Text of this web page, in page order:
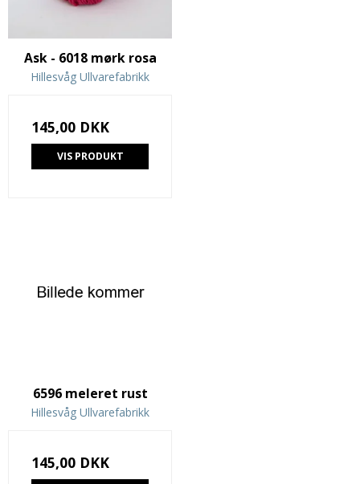
Ask - 6018 mørk rosa
Hillesvåg Ullvarefabrikk
145,00 DKK
VIS PRODUKT
6596 meleret rust
Hillesvåg Ullvarefabrikk
145,00 DKK